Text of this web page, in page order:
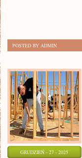
POSTED BY ADMIN
GRUDZIEŃ - 27 - 2025